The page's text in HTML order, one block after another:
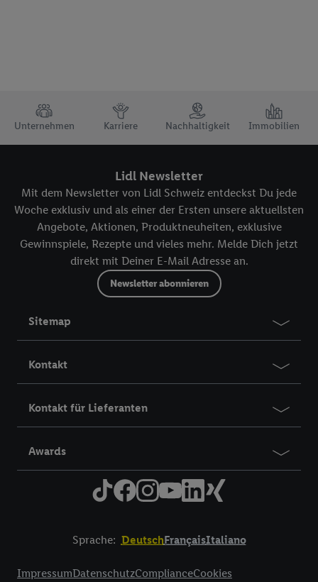
TRUSTBAR
Unternehmen Karriere Nachhaltigkeit Immobilien
Lidl Newsletter
Mit dem Newsletter von Lidl Schweiz entdeckst Du jede
Woche exklusiv und als einer der Ersten unsere aktuellsten
Angebote, Aktionen, Produktneuheiten, exklusive
Gewinnspiele, Rezepte und vieles mehr. Melde Dich jetzt
direkt mit Deiner E-Mail Adresse an.
Newsletter abonnieren
Sitemap
Kontakt
Kontakt für Lieferanten
Awards
Sprache: DeutschFrançaisItaliano
ImpressumDatenschutzComplianceCookies